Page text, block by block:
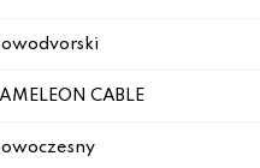
CABLE